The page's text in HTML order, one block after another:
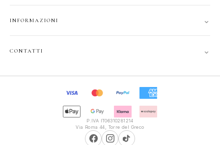
JUNIOR
GIFT CARD
SPEDIZIONI
RECESSO
INFORMAZIONI ⌄
CONTATTI ⌄
9:30–13:00, 16:00–20:00
P.IVA IT06310281214
Via Roma 44, Torre del Greco